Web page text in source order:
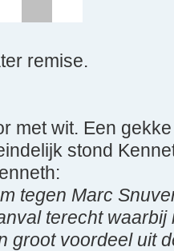
remise.
met wit. Een
stond
tegen Marc
terecht
groot voordeel uit